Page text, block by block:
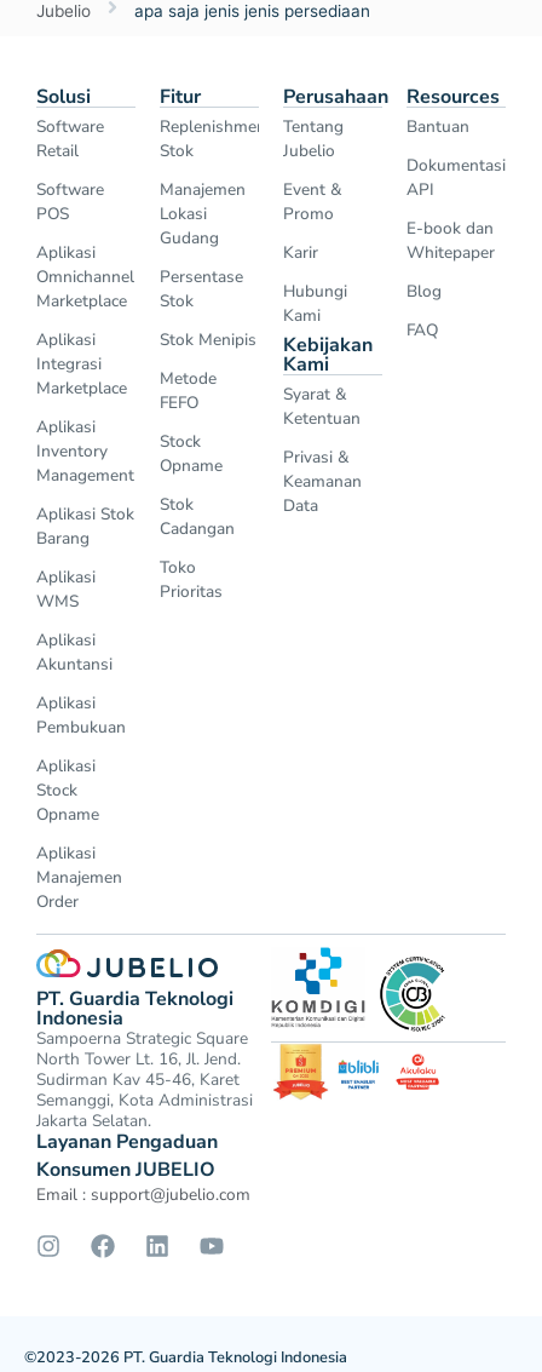
Jubelio apa saja jenis jenis persediaan
Solusi
Software
Retail
Software
POS
Aplikasi
Omnichannel
Marketplace
Aplikasi
Integrasi
Marketplace
Aplikasi
Inventory
Management
Aplikasi Stok
Barang
Aplikasi
WMS
Aplikasi
Akuntansi
Aplikasi
Pembukuan
Aplikasi
Stock
Opname
Aplikasi
Manajemen
Order
Fitur
Replenishment
Stok
Manajemen
Lokasi
Gudang
Persentase
Stok
Stok Menipis
Metode
FEFO
Stock
Opname
Stok
Cadangan
Toko
Prioritas
Perusahaan
Tentang
Jubelio
Event &
Promo
Karir
Hubungi
Kami
Kebijakan
Kami
Syarat &
Ketentuan
Privasi &
Keamanan
Data
Resources
Bantuan
Dokumentasi
API
E-book dan
Whitepaper
Blog
FAQ
PT. Guardia Teknologi
Indonesia
Sampoerna Strategic Square
North Tower Lt. 16, Jl. Jend.
Sudirman Kav 45-46, Karet
Semanggi, Kota Administrasi
Jakarta Selatan.
Layanan Pengaduan
Konsumen JUBELIO
Email : support@jubelio.com
©2023-2026 PT. Guardia Teknologi Indonesia